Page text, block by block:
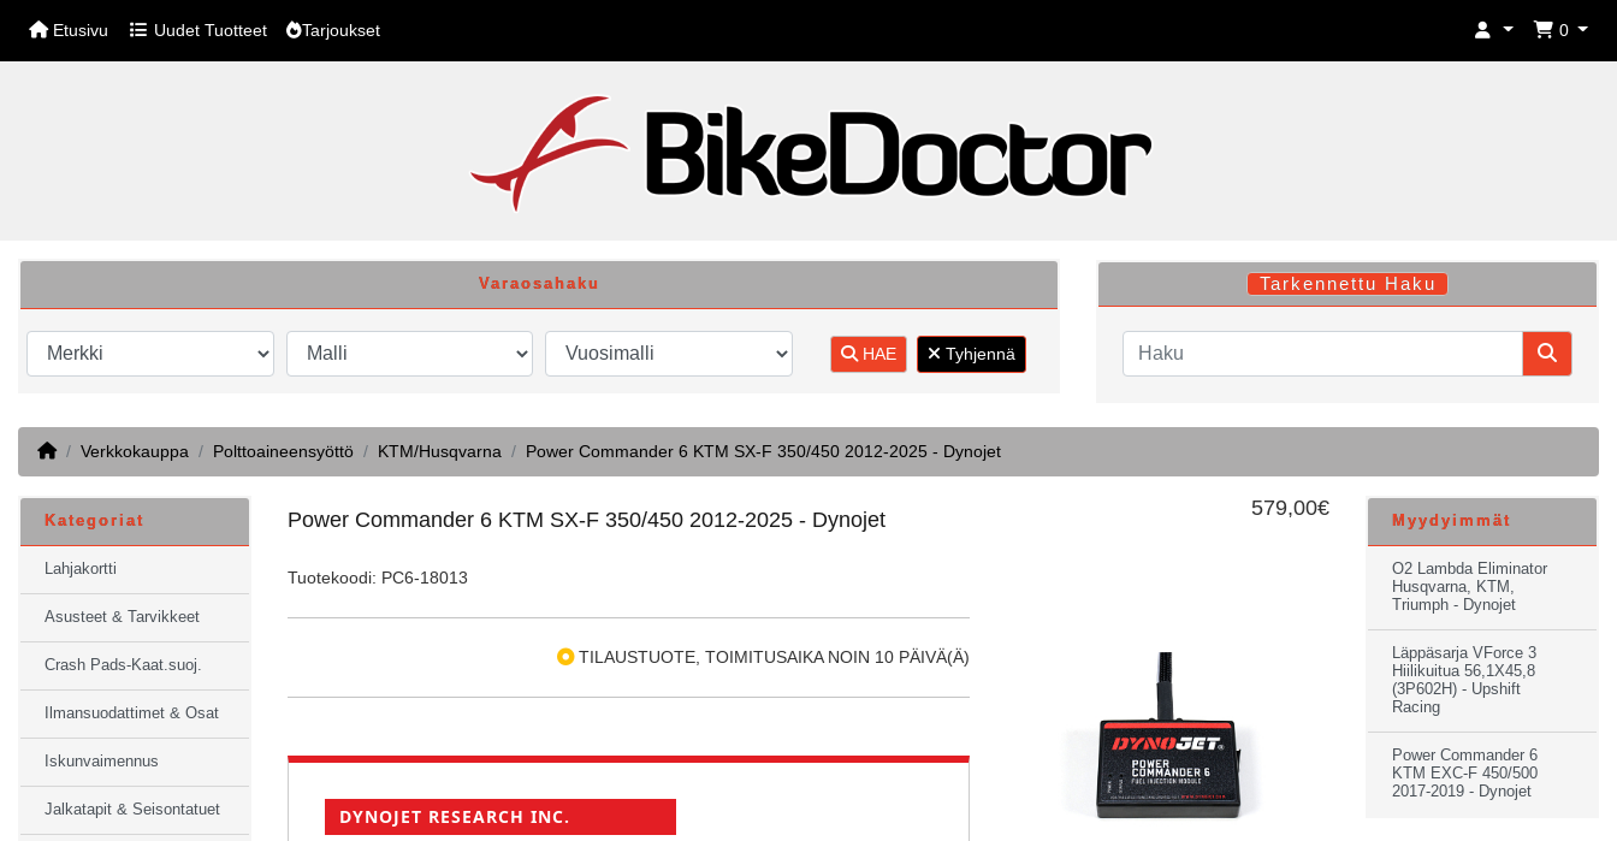
Etusivu Uudet Tuotteet Tarjoukset 0
Varaosahaku
HAE Tyhjennä
Tarkennettu Haku
HomeVerkkokauppa Polttoaineensyöttö KTM/Husqvarna Power Commander 6 KTM SX-F 350/450 2012-2025 - Dynojet
Power Commander 6 KTM SX-F 350/450 2012-2025 - Dynojet 579,00€
Tuotekoodi: PC6-18013
TILAUSTUOTE, TOIMITUSAIKA NOIN 10 PÄIVÄ(Ä)
DYNOJET RESEARCH INC.
Kategoriat
Lahjakortti
Asusteet & Tarvikkeet
Crash Pads-Kaat.suoj.
Ilmansuodattimet & Osat
Iskunvaimennus
Jalkatapit & Seisontatuet
Myydyimmät
O2 Lambda Eliminator
Husqvarna, KTM,
Triumph - Dynojet
Läppäsarja VForce 3
Hiilikuitua 56,1X45,8
(3P602H) - Upshift
Racing
Power Commander 6
KTM EXC-F 450/500
2017-2019 - Dynojet